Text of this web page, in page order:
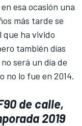
esa ocasión una
más tarde se
que ha vivido
también días
será un día de
no lo fue en 2014.
de calle,
2019